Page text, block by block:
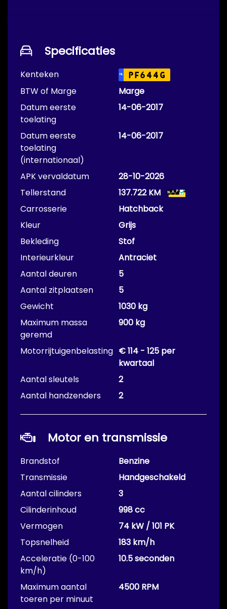
Specificaties
Kenteken NL PF644G
BTW of Marge
Marge
Datum eerste
toelating
14-06-2017
Datum eerste
toelating
(internationaal)
14-06-2017
APK vervaldatum
28-10-2026
Tellerstand
137.722 KM
Carrosserie
Hatchback
Kleur
Grijs
Bekleding
Stof
Interieurkleur
Antraciet
Aantal deuren
5
Aantal zitplaatsen
5
Gewicht
1030 kg
Maximum massa
geremd
900 kg
Motorrijtuigenbelasting € 114 - 125 per
kwartaal
Aantal sleutels
2
Aantal handzenders
2
Motor en transmissie
Brandstof
Benzine
Transmissie
Handgeschakeld
Aantal cilinders
3
Cilinderinhoud
998 cc
Vermogen
74 kW / 101 PK
Topsnelheid
183 km/h
Acceleratie (0-100
km/h)
10.5 seconden
Maximum aantal
toeren per minuut
4500 RPM